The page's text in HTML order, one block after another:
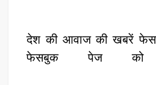
देश की आवाज की खबरें
फेसबुक पेज को